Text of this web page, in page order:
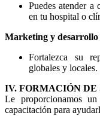
Puedes atender a
en tu hospital o
Marketing y desarrollo
Fortalezca su
globales y locales.
IV. FORMACIÓN DE
Le proporcionamos
capacitación para